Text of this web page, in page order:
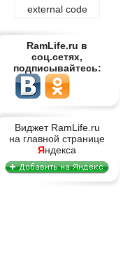
external code
RamLife.ru в
соц.сетях,
подписывайтесь:
Виджет RamLife.ru
на главной странице
Яндекса